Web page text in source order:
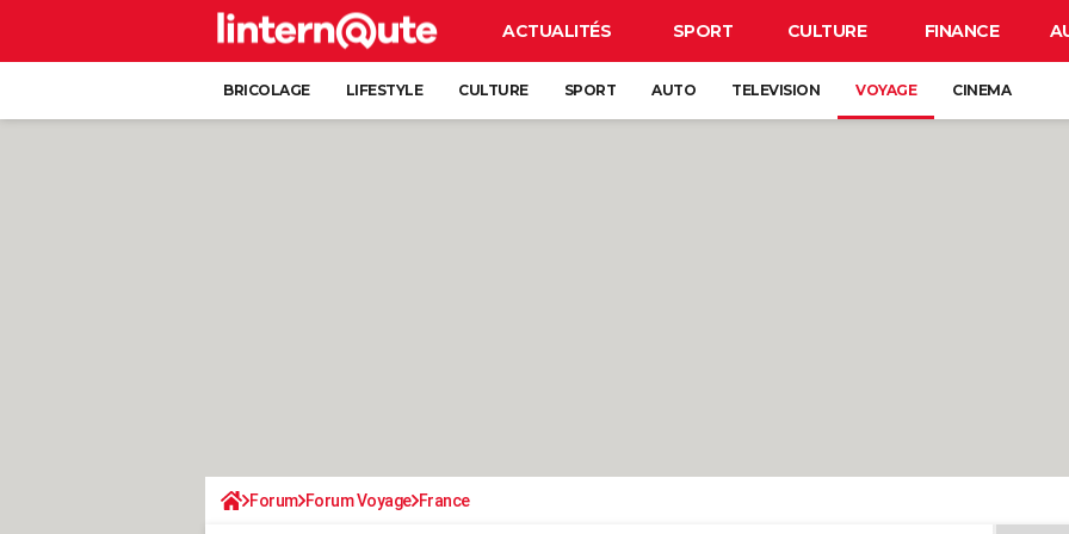
ACTUALITÉS SPORT CULTURE FINANCE
BRICOLAGE LIFESTYLE CULTURE SPORT AUTO TELEVISION VOYAGE CINEMA
Forum Forum Voyage France